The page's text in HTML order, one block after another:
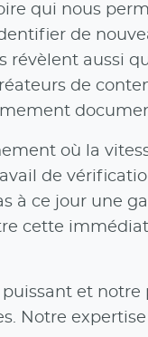
qui nous
de
révèlent aussi
de
où la
de
à ce jour une
cette
et notre
Notre expertise